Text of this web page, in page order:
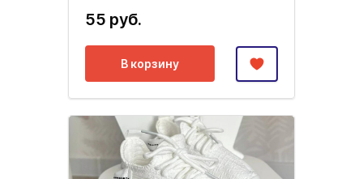
55 руб.
В корзину